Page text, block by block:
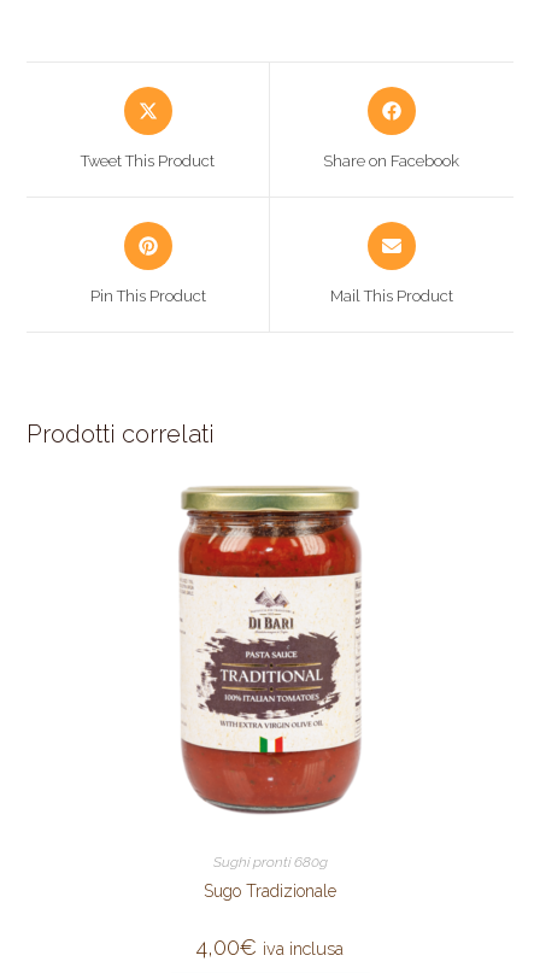
Tweet This Product Share on Facebook
Pin This Product Mail This Product
Prodotti correlati
Sughi pronti 680g
Sugo Tradizionale
4,00€ iva inclusa